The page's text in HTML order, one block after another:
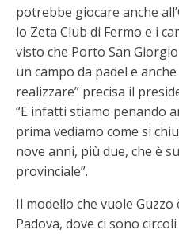
potrebbe giocare anche
lo Zeta Club di Fermo e i
visto che Porto San
un campo da padel e
realizzare” precisa il
“E infatti stiamo penando
prima vediamo come si
nove anni, più due, che è
provinciale”.
Il modello che vuole
Padova, dove ci sono